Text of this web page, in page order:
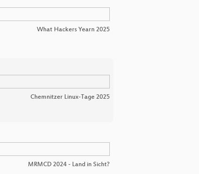
What Hackers Yearn 2025
Chemnitzer Linux-Tage 2025
MRMCD 2024 - Land in Sicht?